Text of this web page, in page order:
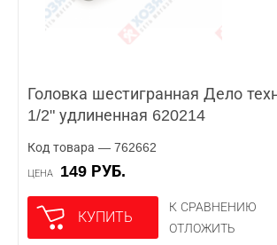
Головка шестигранная Дело
1/2" удлиненная 620214
Код товара — 762662
ЦЕНА 149 РУБ.
КУПИТЬ
К СРАВНЕНИЮ
ОТЛОЖИТЬ